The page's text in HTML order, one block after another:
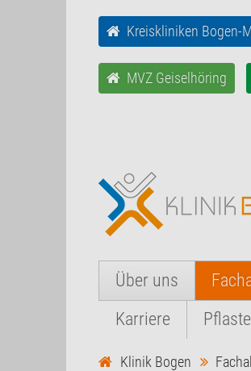
Kreiskliniken Bogen-
MVZ Geiselhöring
Über uns
Karriere
Klinik Bogen